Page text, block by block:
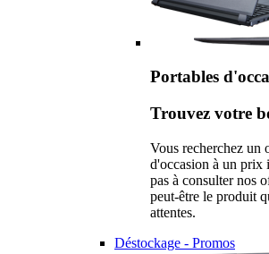
Portables
Trouvez votre
Vous recherchez un
d'occasion à un prix
pas à consulter nos
peut-être le produit
attentes.
Déstockage - Promos